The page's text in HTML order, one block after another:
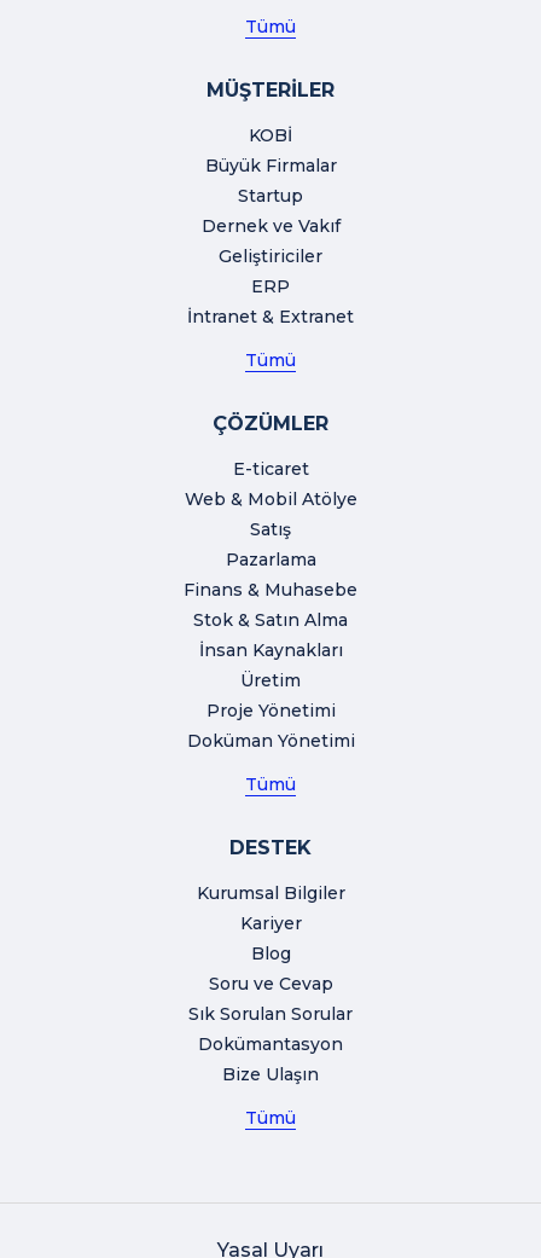
Tümü
MÜŞTERİLER
KOBİ
Büyük Firmalar
Startup
Dernek ve Vakıf
Geliştiriciler
ERP
İntranet & Extranet
Tümü
ÇÖZÜMLER
E-ticaret
Web & Mobil Atölye
Satış
Pazarlama
Finans & Muhasebe
Stok & Satın Alma
İnsan Kaynakları
Üretim
Proje Yönetimi
Doküman Yönetimi
Tümü
DESTEK
Kurumsal Bilgiler
Kariyer
Blog
Soru ve Cevap
Sık Sorulan Sorular
Dokümantasyon
Bize Ulaşın
Tümü
Yasal Uyarı